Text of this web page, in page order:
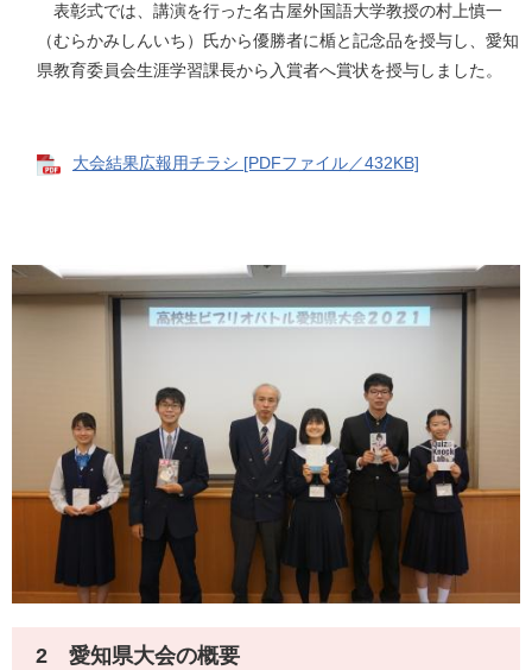
表彰式では、講演を行った名古屋外国語大学教授の村上慎一
（むらかみしんいち）氏から優勝者に楯と記念品を授与し、愛知
県教育委員会生涯学習課長から入賞者へ賞状を授与しました。
大会結果広報用チラシ [PDFファイル／432KB]
2 愛知県大会の概要